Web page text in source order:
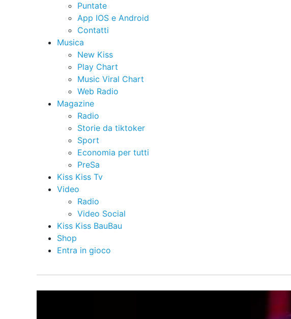
Puntate
App IOS e Android
Contatti
Musica
New Kiss
Play Chart
Music Viral Chart
Web Radio
Magazine
Radio
Storie da tiktoker
Sport
Economia per tutti
PreSa
Kiss Kiss Tv
Video
Radio
Video Social
Kiss Kiss BauBau
Shop
Entra in gioco